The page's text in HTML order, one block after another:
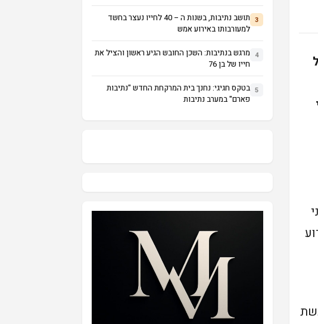
3
תושב נתיבות, בשנות ה – 40 לחייו נעצר בחשד
למעורבותו באירוע אמש
4 מרגש בנתיבות: השכן החובש הגיע ראשון והציל את
חייו של בן 76
5 בטקס חגיגי: נחנך בית המרקחת החדש "נתיבות
פארם" במערב נתיבות